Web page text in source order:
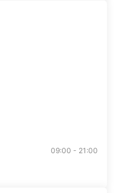
09:00 - 21:00